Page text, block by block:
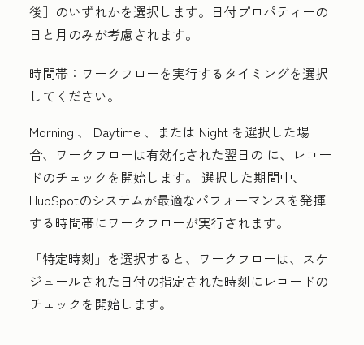
後］のいずれかを選択します。日付プロパティーの
日と月のみが考慮されます。
時間帯： ワークフローを実行するタイミングを選択
してください。
Morning 、 Daytime 、または Night を選択した場
合、ワークフローは有効化された翌日の に、レコー
ドのチェックを開始します。
選択した期間中、
HubSpotのシステムが最適なパフォーマンスを発揮
する時間帯にワークフローが実行されます。
「特定時刻 」を選択すると、ワークフローは、スケ
ジュールされた日付の指定された時刻にレコードの
チェックを開始します。